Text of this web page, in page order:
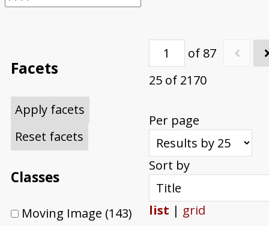
of 87
25 of 2170
Per page
Sort by
list | grid
Facets
Apply facets
Reset facets
Classes
Moving Image (143)